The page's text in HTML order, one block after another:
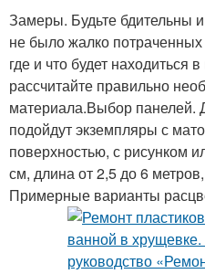
Замеры. Будьте бдительны
не было жалко
где и что будет находиться
рассчитайте правильно
материала.Выбор панелей.
подойдут экземпляры с
поверхностью, с рисунком
см, длина от 2,5 до 6
Примерные варианты